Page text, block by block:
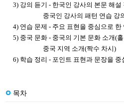
3) 강의 듣기 - 한국인 강사의 본문 해설
중국인 강사의 패턴 연습 강의(
4) 연습 문제 - 주요 표현을 중심으로 한
5) 중국 문화 - 중국의 기본 문화 소개(
중국 지역 소개(짝수 차시)
6) 학습 정리 - 포인트 표현과 문장을 중
목차